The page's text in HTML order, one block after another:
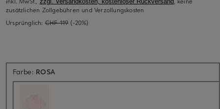
zusätzlichen Zollgebühren und Verzollungskosten
Ursprünglich: CHF 119 (-20%)
Farbe: ROSA